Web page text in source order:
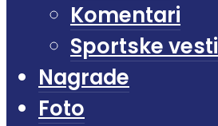
Komentari
Sportske vesti
Nagrade
Foto